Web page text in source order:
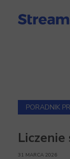
PORADNIK
31 MARCA 2026